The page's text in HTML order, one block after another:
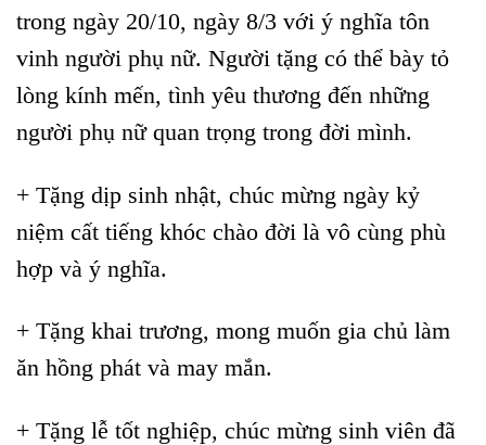
trong ngày 20/10, ngày 8/3 với ý nghĩa tôn
vinh người phụ nữ. Người tặng có thể bày tỏ
lòng kính mến, tình yêu thương đến những
người phụ nữ quan trọng trong đời mình.
+ Tặng dịp sinh nhật, chúc mừng ngày kỷ
niệm cất tiếng khóc chào đời là vô cùng phù
hợp và ý nghĩa.
+ Tặng khai trương, mong muốn gia chủ làm
ăn hồng phát và may mắn.
+ Tặng lễ tốt nghiệp, chúc mừng sinh viên đã